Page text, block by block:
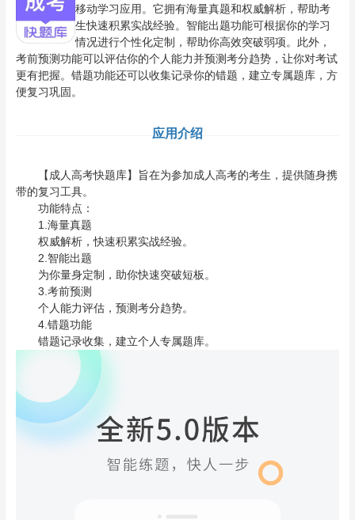
移动学习应用。它拥有海量真题和权威解析，帮助考
生快速积累实战经验。智能出题功能可根据你的学习
情况进行个性化定制，帮助你高效突破弱项。此外，
考前预测功能可以评估你的个人能力并预测考分趋势，让你对考试
更有把握。错题功能还可以收集记录你的错题，建立专属题库，方
便复习巩固。
应用介绍
【成人高考快题库】旨在为参加成人高考的考生，提供随身携
带的复习工具。
功能特点：
1.海量真题
权威解析，快速积累实战经验。
2.智能出题
为你量身定制，助你快速突破短板。
3.考前预测
个人能力评估，预测考分趋势。
4.错题功能
错题记录收集，建立个人专属题库。